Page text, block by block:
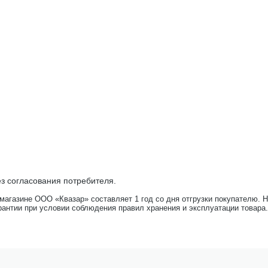
потребителя.
ООО «Квазар» составляет 1 год со дня отгрузки покупателю.
при условии соблюдения правил хранения и эксплуатации товара.